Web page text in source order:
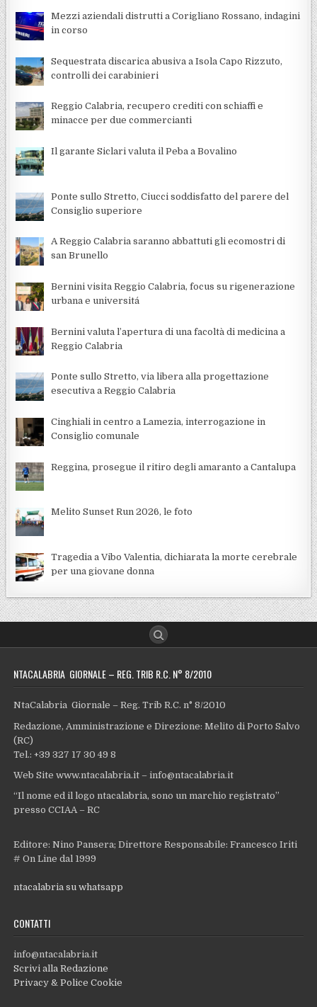
Mezzi aziendali distrutti a Corigliano Rossano, indagini
in corso
Sequestrata discarica abusiva a Isola Capo Rizzuto,
controlli dei carabinieri
Reggio Calabria, recupero crediti con schiaffi e
minacce per due commercianti
Il garante Siclari valuta il Peba a Bovalino
Ponte sullo Stretto, Ciucci soddisfatto del parere del
Consiglio superiore
A Reggio Calabria saranno abbattuti gli ecomostri di
san Brunello
Bernini visita Reggio Calabria, focus su rigenerazione
urbana e universitá
Bernini valuta l’apertura di una facoltà di medicina a
Reggio Calabria
Ponte sullo Stretto, via libera alla progettazione
esecutiva a Reggio Calabria
Cinghiali in centro a Lamezia, interrogazione in
Consiglio comunale
Reggina, prosegue il ritiro degli amaranto a Cantalupa
Melito Sunset Run 2026, le foto
Tragedia a Vibo Valentia, dichiarata la morte cerebrale
per una giovane donna
NTACALABRIA GIORNALE – REG. TRIB R.C. N° 8/2010
NtaCalabria Giornale – Reg. Trib R.C. n° 8/2010
Redazione, Amministrazione e Direzione: Melito di Porto Salvo
(RC)
Tel.: +39 327 17 30 49 8
Web Site www.ntacalabria.it – info@ntacalabria.it
“Il nome ed il logo ntacalabria, sono un marchio registrato”
presso CCIAA – RC
Editore: Nino Pansera; Direttore Responsabile: Francesco Iriti
# On Line dal 1999
ntacalabria su whatsapp
CONTATTI
info@ntacalabria.it
Scrivi alla Redazione
Privacy & Police Cookie